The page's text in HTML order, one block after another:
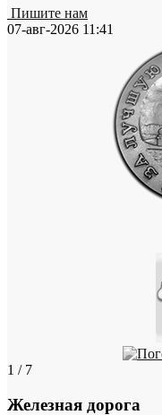
Пишите нам
07-авг-2026 11:41
1 / 7
Железная дорога